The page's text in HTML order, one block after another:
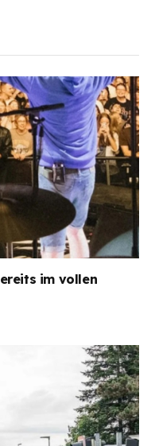
im vollen